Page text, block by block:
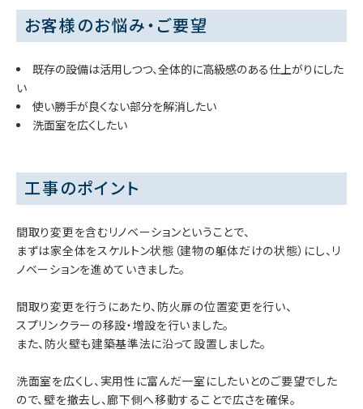
お客様のお悩み・ご要望
既存の設備は活用しつつ、全体的に高級感のある仕上がりにした
い
使い勝手が良くない部分を解消したい
洗面室を広くしたい
工事のポイント
間取り変更を含むリノベーションということで、
まずは家全体をスケルトン状態（建物の躯体だけの状態）にし、リ
ノベーションを進めていきました。
間取り変更を行うにあたり、防火扉の位置変更を行い、
スプリンクラーの移設・増設を行いました。
また、防火壁も建築基準法に沿って設置しました。
洗面室を広くし、実用性に富んだ一室にしたいとのご要望でした
ので、壁を撤去し、廊下側へ移動することで広さを確保。